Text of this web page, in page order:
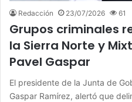
Redacción 23/07/2026 61
Grupos criminales
la Sierra Norte y
Pavel Gaspar
El presidente de la Junta de
Gaspar Ramírez, alertó que